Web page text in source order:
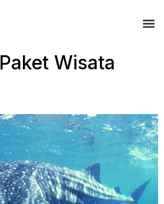
Paket Wisata